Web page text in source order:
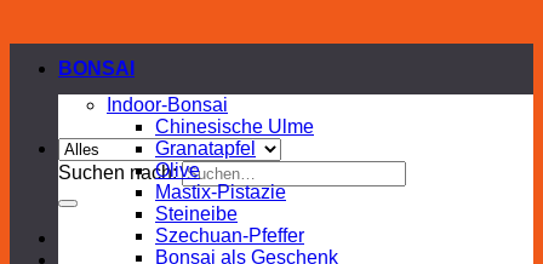
Suchen nach:
BONSAI
Indoor-Bonsai
Chinesische Ulme
Granatapfel
Olive
Mastix-Pistazie
Steineibe
Szechuan-Pfeffer
Bonsai als Geschenk